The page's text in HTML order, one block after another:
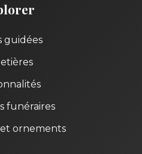
guidées
funéraires
ornements